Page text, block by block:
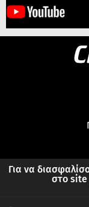
Για να
στο site